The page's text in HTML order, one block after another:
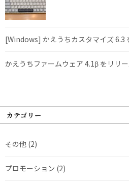
[Windows] かえうちカスタマイズ 6.3
かえうちファームウェア 4.1β をリリ
カテゴリー
その他 (2)
プロモーション (2)